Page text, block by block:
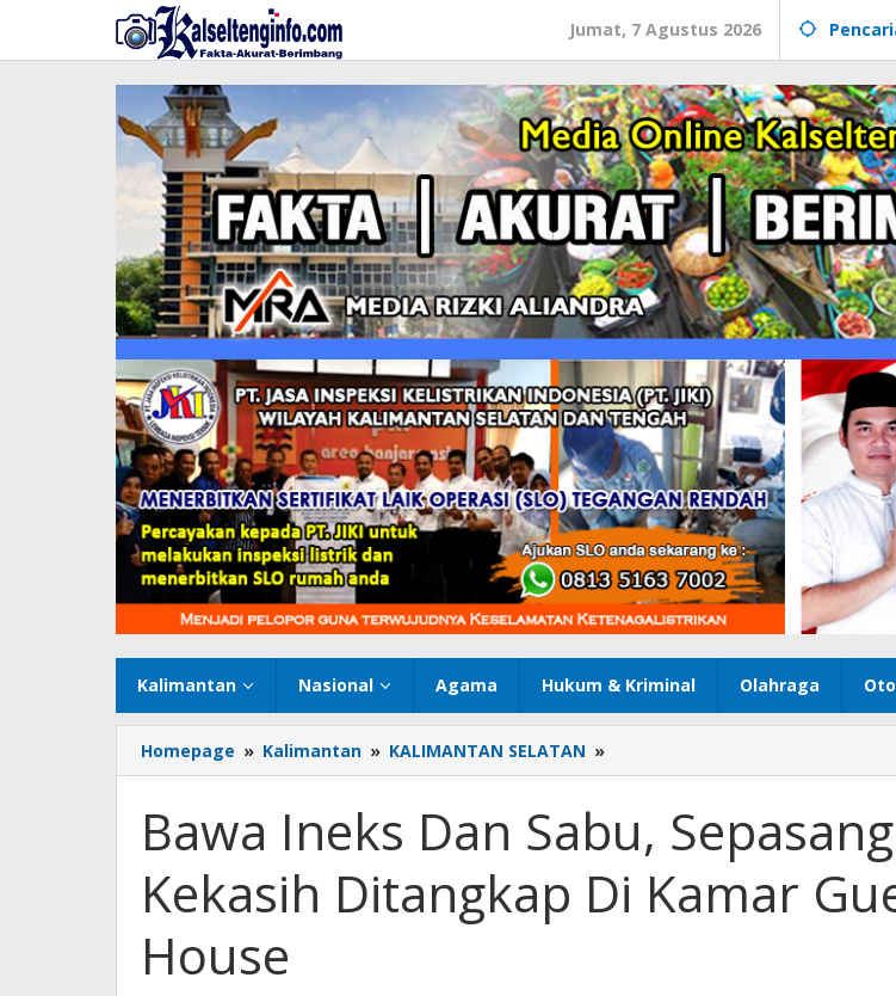
konten
Jumat, 7 Agustus 2026
Kalimantan Nasional Agama Hukum & Kriminal Olahraga
Homepage » Kalimantan » KALIMANTAN SELATAN »
Ineks
Sabu,
Sepasang
Kekasih
Ditangkap
Bawa Ineks Dan Sabu, Sepasang
Kekasih Ditangkap Di Kamar
House